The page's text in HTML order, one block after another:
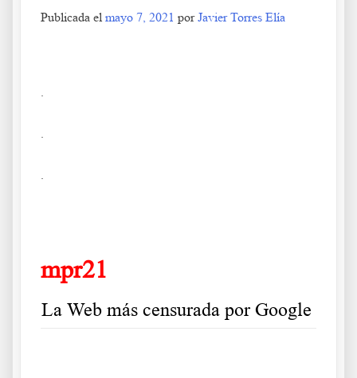
Publicada el mayo 7, 2021 porJavier Torres Elía
mpr21
La Web más censurada por Google